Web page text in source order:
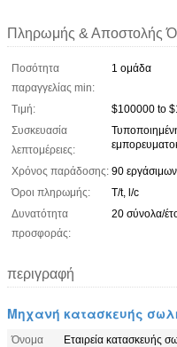
Πληρωμής & Αποστολής
Ποσότητα
παραγγελίας min:
1 ομάδα
Τιμή:
$100000 to
Συσκευασία
λεπτομέρειες:
Χρόνος παράδοσης: 90
Όροι πληρωμής:
T/t, l/c
Δυνατότητα
προσφοράς:
20 σύνολα/
περιγραφή
Μηχανή κατασκευής
Όνομα
Εταιρεία κατασκευής